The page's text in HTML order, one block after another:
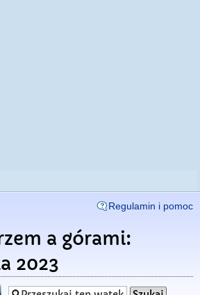
Regulamin i pomoc
a górami:
2023